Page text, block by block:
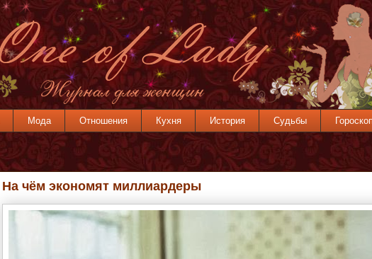
Мода Отношения Кухня История Судьбы
На чём экономят миллиардеры